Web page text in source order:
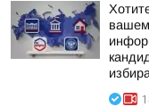
вашем